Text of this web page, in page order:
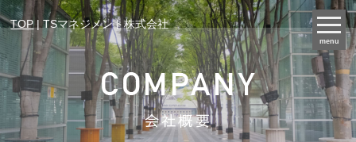
menu
TOP | TSマネジメント株式会社